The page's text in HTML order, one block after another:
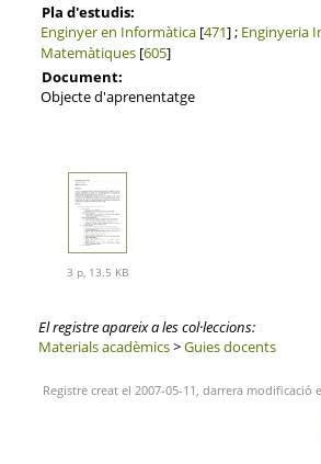
Pla d'estudis:
Enginyer en Informàtica[471] ; Enginyeria
Matemàtiques[605]
Document:
Objecte d'aprenentatge
3 p, 13.5 KB
El registre apareix a les col·leccions:
Materials acadèmics>Guies docents
Registre creat el 2007-05-11, darrera modificació